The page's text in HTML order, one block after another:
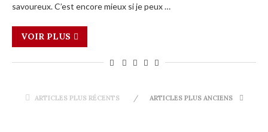
savoureux. C’est encore mieux si je peux …
VOIR PLUS
ARTICLES PLUS RÉCENTS ARTICLES PLUS ANCIENS